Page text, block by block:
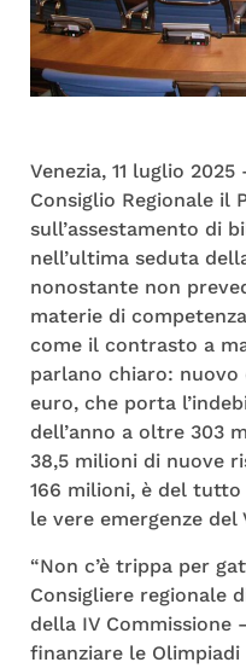
Venezia, 11 luglio
Consiglio Regionale il
sull’assestamento di
nell’ultima seduta
nonostante non
materie di
come il contrasto a
parlano chiaro:
euro, che porta
dell’anno a oltre 303
38,5 milioni di nuove
166 milioni, è del
le vere emergenze del
“Non c’è trippa per
Consigliere regionale
della IV Commissione
finanziare le